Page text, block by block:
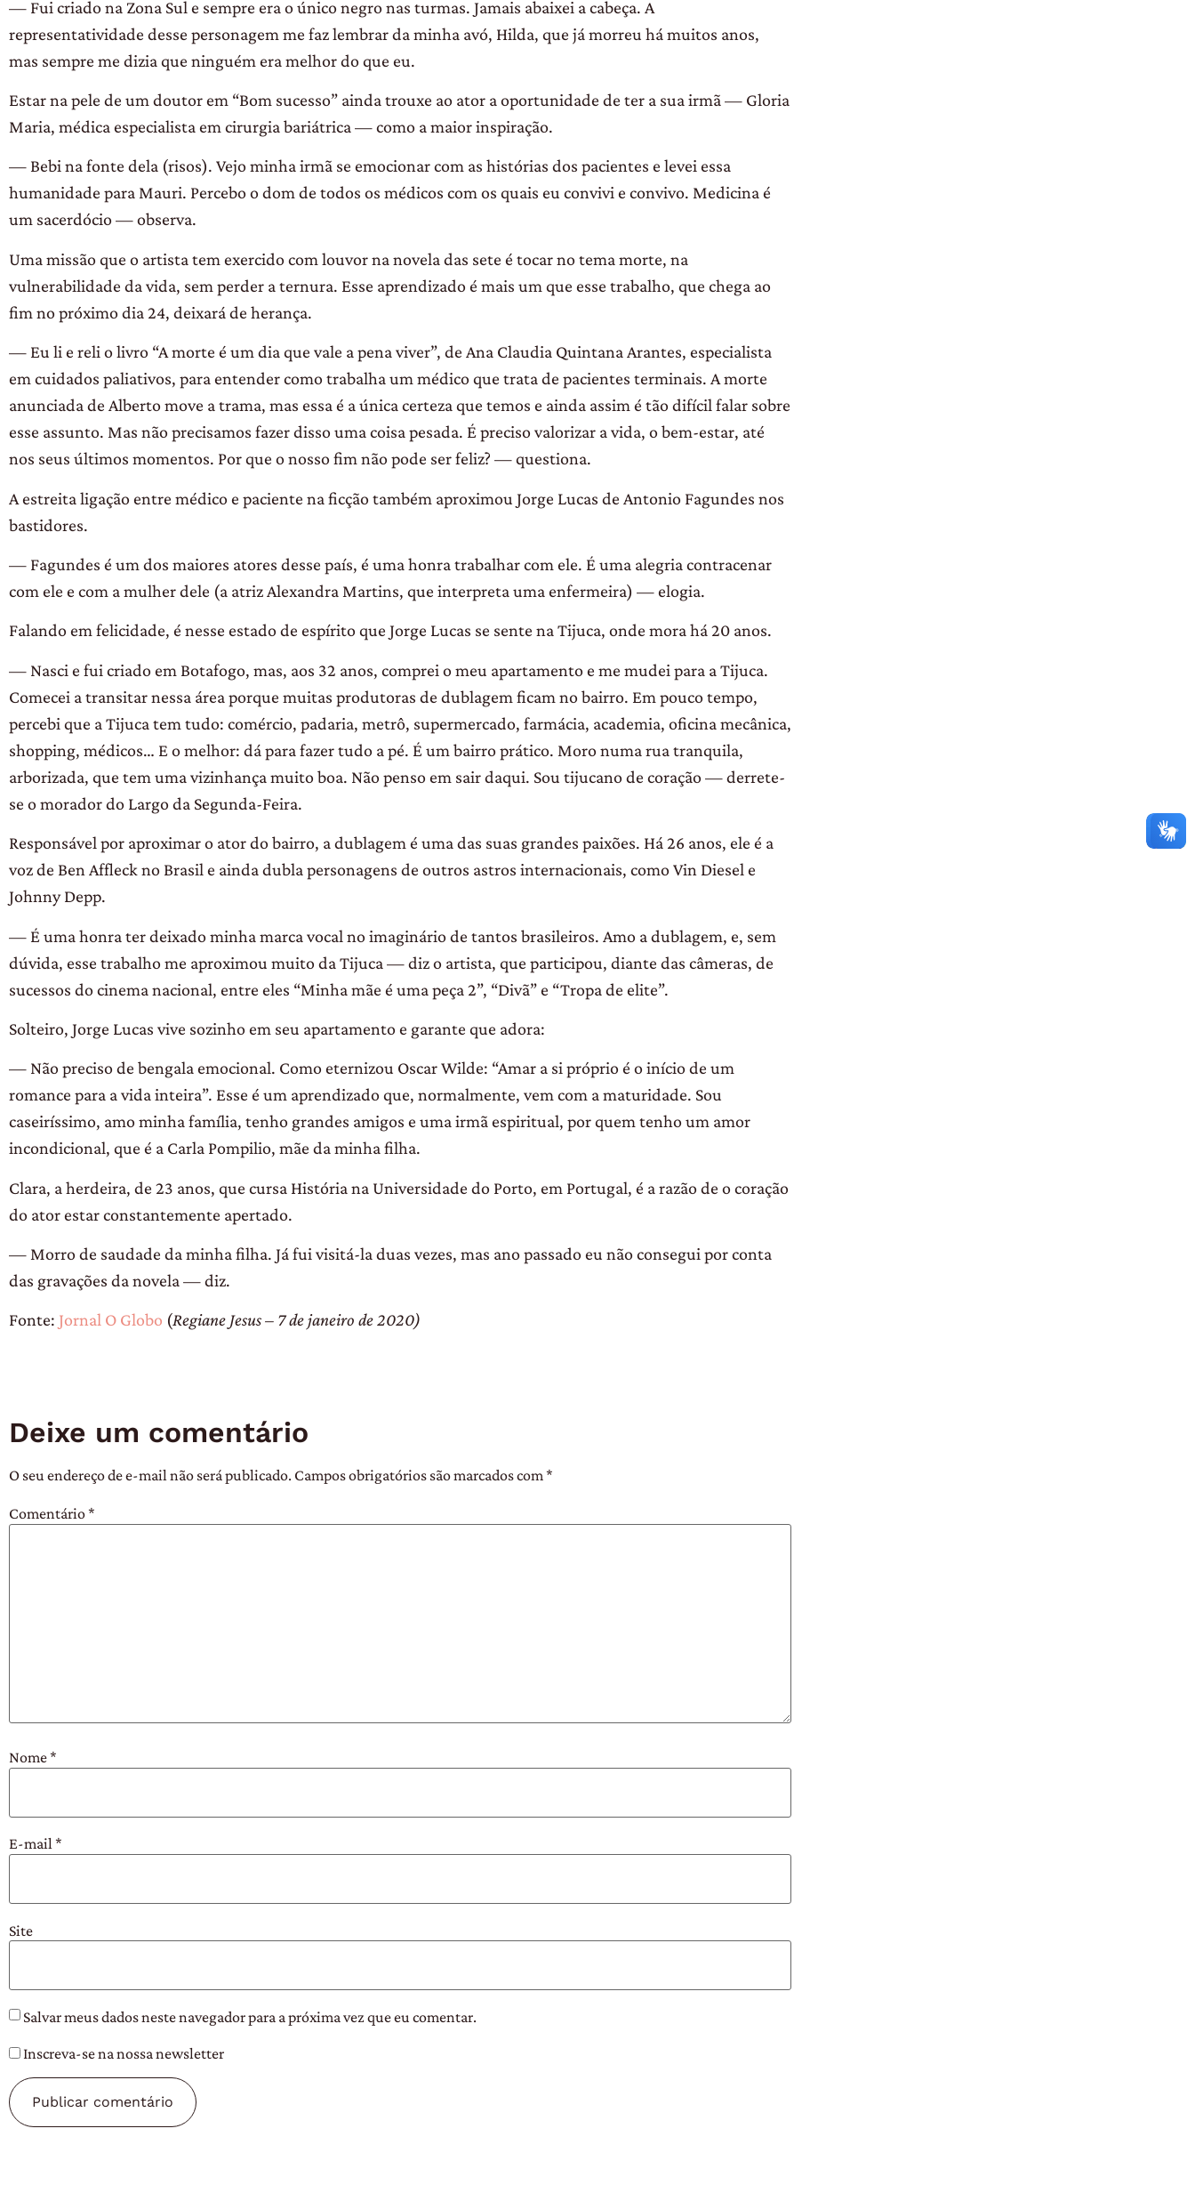
— Fui criado na Zona Sul e sempre era o único negro nas turmas. Jamais abaixei a cabeça. A
representatividade desse personagem me faz lembrar da minha avó, Hilda, que já morreu há muitos anos,
mas sempre me dizia que ninguém era melhor do que eu.
Estar na pele de um doutor em “Bom sucesso” ainda trouxe ao ator a oportunidade de ter a sua irmã — Gloria
Maria, médica especialista em cirurgia bariátrica — como a maior inspiração.
— Bebi na fonte dela (risos). Vejo minha irmã se emocionar com as histórias dos pacientes e levei essa
humanidade para Mauri. Percebo o dom de todos os médicos com os quais eu convivi e convivo. Medicina é
um sacerdócio — observa.
Uma missão que o artista tem exercido com louvor na novela das sete é tocar no tema morte, na
vulnerabilidade da vida, sem perder a ternura. Esse aprendizado é mais um que esse trabalho, que chega ao
fim no próximo dia 24, deixará de herança.
— Eu li e reli o livro “A morte é um dia que vale a pena viver”, de Ana Claudia Quintana Arantes, especialista
em cuidados paliativos, para entender como trabalha um médico que trata de pacientes terminais. A morte
anunciada de Alberto move a trama, mas essa é a única certeza que temos e ainda assim é tão difícil falar sobre
esse assunto. Mas não precisamos fazer disso uma coisa pesada. É preciso valorizar a vida, o bem-estar, até
nos seus últimos momentos. Por que o nosso fim não pode ser feliz? — questiona.
A estreita ligação entre médico e paciente na ficção também aproximou Jorge Lucas de Antonio Fagundes nos
bastidores.
— Fagundes é um dos maiores atores desse país, é uma honra trabalhar com ele. É uma alegria contracenar
com ele e com a mulher dele (a atriz Alexandra Martins, que interpreta uma enfermeira) — elogia.
Falando em felicidade, é nesse estado de espírito que Jorge Lucas se sente na Tijuca, onde mora há 20 anos.
— Nasci e fui criado em Botafogo, mas, aos 32 anos, comprei o meu apartamento e me mudei para a Tijuca.
Comecei a transitar nessa área porque muitas produtoras de dublagem ficam no bairro. Em pouco tempo,
percebi que a Tijuca tem tudo: comércio, padaria, metrô, supermercado, farmácia, academia, oficina mecânica,
shopping, médicos… E o melhor: dá para fazer tudo a pé. É um bairro prático. Moro numa rua tranquila,
arborizada, que tem uma vizinhança muito boa. Não penso em sair daqui. Sou tijucano de coração — derrete-
se o morador do Largo da Segunda-Feira.
Responsável por aproximar o ator do bairro, a dublagem é uma das suas grandes paixões. Há 26 anos, ele é a
voz de Ben Affleck no Brasil e ainda dubla personagens de outros astros internacionais, como Vin Diesel e
Johnny Depp.
— É uma honra ter deixado minha marca vocal no imaginário de tantos brasileiros. Amo a dublagem, e, sem
dúvida, esse trabalho me aproximou muito da Tijuca — diz o artista, que participou, diante das câmeras, de
sucessos do cinema nacional, entre eles “Minha mãe é uma peça 2”, “Divã” e “Tropa de elite”.
Solteiro, Jorge Lucas vive sozinho em seu apartamento e garante que adora:
— Não preciso de bengala emocional. Como eternizou Oscar Wilde: “Amar a si próprio é o início de um
romance para a vida inteira”. Esse é um aprendizado que, normalmente, vem com a maturidade. Sou
caseiríssimo, amo minha família, tenho grandes amigos e uma irmã espiritual, por quem tenho um amor
incondicional, que é a Carla Pompilio, mãe da minha filha.
Clara, a herdeira, de 23 anos, que cursa História na Universidade do Porto, em Portugal, é a razão de o coração
do ator estar constantemente apertado.
— Morro de saudade da minha filha. Já fui visitá-la duas vezes, mas ano passado eu não consegui por conta
das gravações da novela — diz.
Fonte: Jornal O Globo (Regiane Jesus – 7 de janeiro de 2020)
Deixe um comentário
O seu endereço de e-mail não será publicado. Campos obrigatórios são marcados com *
Comentário*
Nome*
E-mail*
Site
Salvar meus dados neste navegador para a próxima vez que eu comentar.
Inscreva-se na nossa newsletter